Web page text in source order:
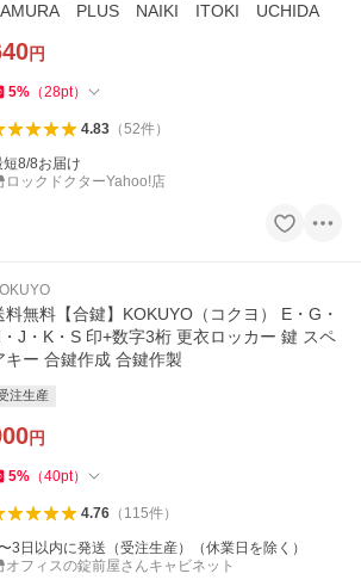
PLUS NAIKI ITOKI UCHIDA
円
5% （28pt）
4.83（52件）
短8/8お届け
ロックドクターYahoo!店
料無料【合鍵】KOKUYO（コクヨ） E・G・
J・K・S 印+数字3桁 更衣ロッカー 鍵 スペ
キー 合鍵作成 合鍵作製
注生産
円
5% （40pt）
4.76（ 115件）
3日以内に発送（受注生産）（休業日を除く）
オフィスの錠前屋さんキャビネット